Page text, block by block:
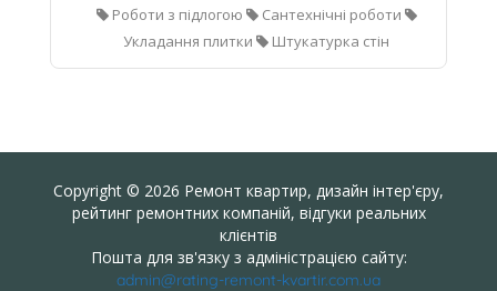
Роботи з підлогою
Сантехнічні роботи
Укладання плитки
Штукатурка стін
Copyright © 2026 Ремонт квартир, дизайн інтер'єру,
рейтинг ремонтних компаній, відгуки реальних
клієнтів
Пошта для зв'язку з адміністрацією сайту:
admin@rating-remont-kvartir.com.ua